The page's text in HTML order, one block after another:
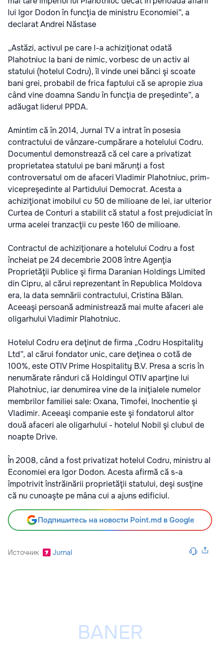
lui Igor Dodon în funcţia de ministru Economiei”, a
declarat Andrei Năstase
„Astăzi, activul pe care l-a achiziţionat odată
Plahotniuc la bani de nimic, vorbesc de un activ al
statului (hotelul Codru), îl vinde unei bănci şi scoate
bani grei, probabil de frica faptului că se apropie ziua
când vine doamna Sandu în funcţia de preşedinte”, a
adăugat liderul PPDA.
Amintim că în 2014, Jurnal TV a intrat în posesia
contractului de vânzare-cumpărare a hotelului Codru.
Documentul demonstrează că cel care a privatizat
proprietatea statului pe bani mărunţi a fost
controversatul om de afaceri Vladimir Plahotniuc, prim-
vicepreşedinte al Partidului Democrat. Acesta a
achiziţionat imobilul cu 50 de milioane de lei, iar ulterior
Curtea de Conturi a stabilit că statul a fost prejudiciat în
urma acelei tranzacţii cu peste 160 de milioane.
Contractul de achiziţionare a hotelului Codru a fost
încheiat pe 24 decembrie 2008 între Agenţia
Proprietăţii Publice şi firma Daranian Holdings Limited
din Cipru, al cărui reprezentant în Republica Moldova
era, la data semnării contractului, Cristina Bălan.
Aceeaşi persoană administrează mai multe afaceri ale
oligarhului Vladimir Plahotniuc.
Hotelul Codru era deţinut de firma „Codru Hospitality
Ltd”, al cărui fondator unic, care deţinea o cotă de
100%, este OTIV Prime Hospitality B.V. Presa a scris în
nenumărate rânduri că Holdingul OTIV aparţine lui
Plahotniuc, iar denumirea vine de la iniţialele numelor
membrilor familiei sale: Oxana, Timofei, Inochentie şi
Vladimir. Aceeaşi companie este şi fondatorul altor
două afaceri ale oligarhului - hotelul Nobil şi clubul de
noapte Drive.
În 2008, când a fost privatizat hotelul Codru, ministru al
Economiei era Igor Dodon. Acesta afirmă că s-a
împotrivit înstrăinării proprietăţii statului, deşi susţine
că nu cunoaşte pe mâna cui a ajuns edificiul.
Подпишитесь на новости Point.md в Google
Источник Jurnal